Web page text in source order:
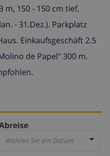
m, 150 - 150 cm tief,
- 31.Dez.). Parkplatz
Einkaufsgeschäft 2.5
de Papel" 300 m.
Wählen Sie ein Datum